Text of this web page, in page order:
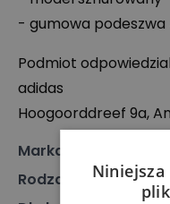
- gumowa
Podmiot
adidas
Hoogoorddreef 9a,
Marka
Rodzaj
Obuwie,